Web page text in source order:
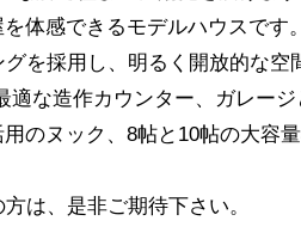
体感できるモデルハウスです。
を採用し、明るく開放的な
な造作カウンター、ガレー
のヌック、8帖と10帖の大容
は、是非ご期待下さい。